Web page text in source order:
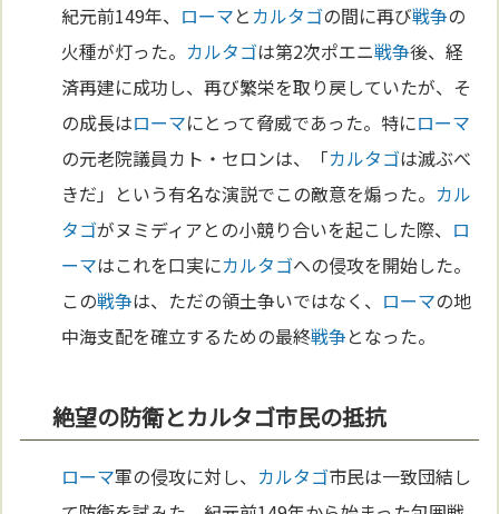
紀元前149年、 ローマと カルタゴの間に再び戦争の
火種が灯った。 カルタゴは第2次ポエニ戦争後、経
済再建に成功し、再び繁栄を取り戻していたが、そ
の成長はローマにとって脅威であった。特にローマ
の元老院議員カト・セロンは、「カルタゴは滅ぶべ
きだ」という有名な演説でこの敵意を煽った。 カル
タゴがヌミディアとの小競り合いを起こした際、 ロ
ーマはこれを口実にカルタゴへの侵攻を開始した。
この戦争は、ただの領土争いではなく、 ローマの地
中海支配を確立するための最終戦争となった。
絶望の防衛とカルタゴ市民の抵抗
ローマ軍の侵攻に対し、 カルタゴ市民は一致団結し